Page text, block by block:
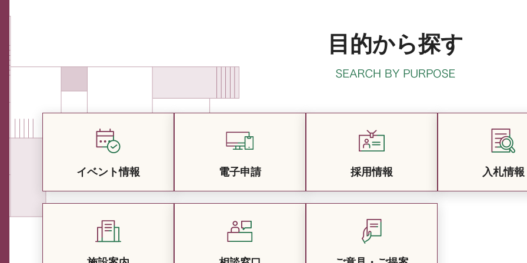
目的から探す
イベント情報 電子申請 採用情報 入札情報